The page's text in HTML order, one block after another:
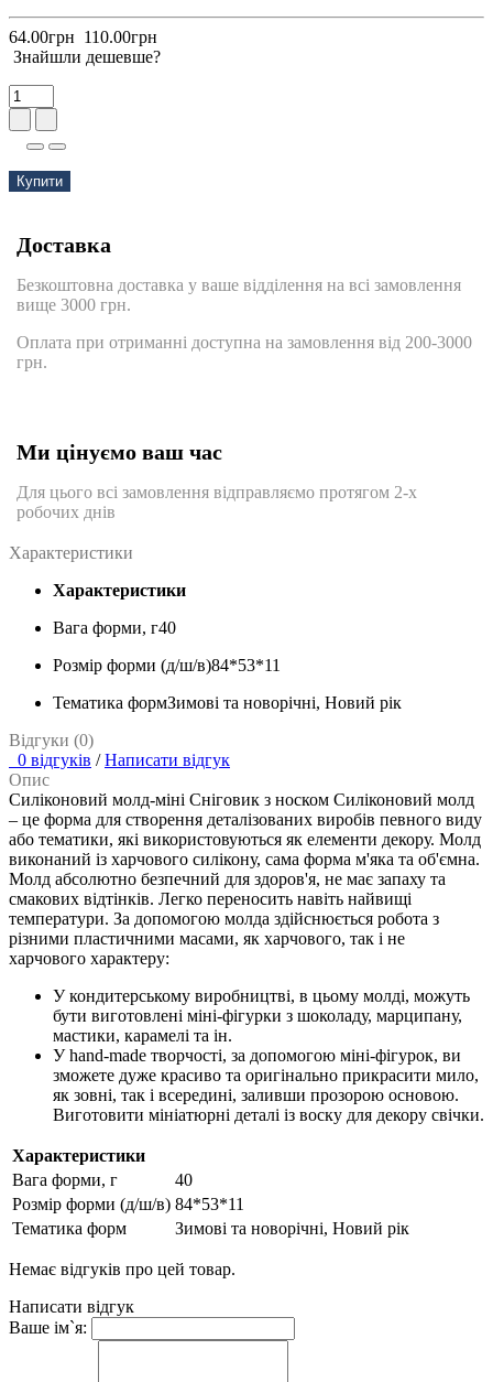
64.00грн 110.00грн
Знайшли дешевше?
Купити
Доставка
Безкоштовна доставка у ваше відділення на всі замовлення
вище 3000 грн.
Оплата при отриманні доступна на замовлення від 200-3000
грн.
Ми цінуємо ваш час
Для цього всі замовлення відправляємо протягом 2-х
робочих днів
Характеристики
Характеристики
Вага форми, г40
Розмір форми (д/ш/в)84*53*11
Тематика формЗимові та новорічні, Новий рік
Відгуки (0)
0 відгуків / Написати відгук
Опис
Силіконовий молд-міні Сніговик з носком Силіконовий молд
– це форма для створення деталізованих виробів певного виду
або тематики, які використовуються як елементи декору. Молд
виконаний із харчового силікону, сама форма м'яка та об'ємна.
Молд абсолютно безпечний для здоров'я, не має запаху та
смакових відтінків. Легко переносить навіть найвищі
температури. За допомогою молда здійснюється робота з
різними пластичними масами, як харчового, так і не
харчового характеру:
У кондитерському виробництві, в цьому молді, можуть
бути виготовлені міні-фігурки з шоколаду, марципану,
мастики, карамелі та ін.
У hand-made творчості, за допомогою міні-фігурок, ви
зможете дуже красиво та оригінально прикрасити мило,
як зовні, так і всередині, заливши прозорою основою.
Виготовити мініатюрні деталі із воску для декору свічки.
Характеристики
Вага форми, г
40
Розмір форми (д/ш/в) 84*53*11
Тематика форм
Зимові та новорічні, Новий рік
Немає відгуків про цей товар.
Написати відгук
Ваше ім`я: